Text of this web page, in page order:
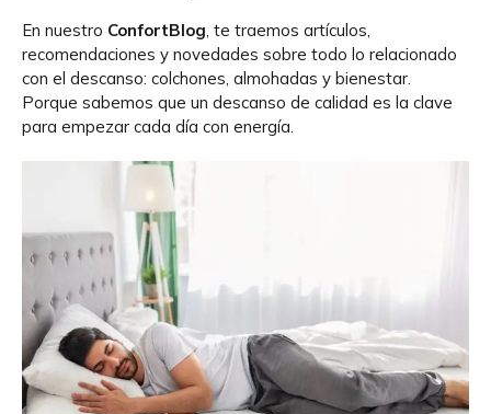
En nuestro ConfortBlog , te traemos artículos,
recomendaciones y novedades sobre todo lo relacionado
con el descanso: colchones, almohadas y bienestar.
Porque sabemos que un descanso de calidad es la clave
para empezar cada día con energía.